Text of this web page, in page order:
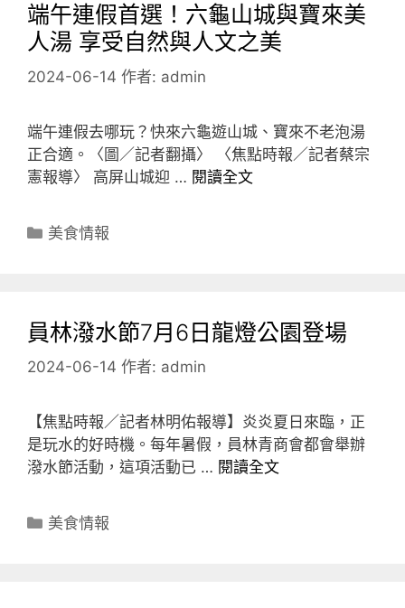
端午連假首選！六龜山城與寶來美
人湯 享受自然與人文之美
2024-06-14 作者: admin
端午連假去哪玩？快來六龜遊山城、寶來不老泡湯
正合適。〈圖／記者翻攝〉 〈焦點時報／記者蔡宗
憲報導〉 高屏山城迎 … 閱讀全文
分
美食情報
員林潑水節7月6日龍燈公園登場
2024-06-14 作者: admin
【焦點時報／記者林明佑報導】炎炎夏日來臨，正
是玩水的好時機。每年暑假，員林青商會都會舉辦
潑水節活動，這項活動已 … 閱讀全文
分
美食情報